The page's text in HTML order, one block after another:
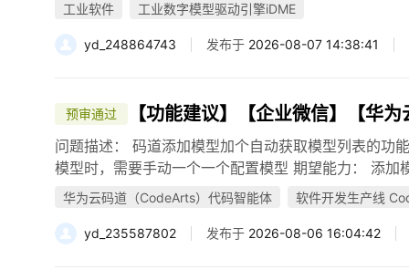
工业软件 工业数字模型驱动引擎iDME
yd_248864743 发布于 2026-08-07 14:38:41
预审通过 【功能建议】【企业微信】【华
问题描述： 码道添加模型加个自动获取模型列表的功
模型时，需要手动一个一个配置模型 期望能力： 添
华为云码道（CodeArts）代码智能体 软件开发生产线
yd_235587802 发布于 2026-08-06 16:04:42